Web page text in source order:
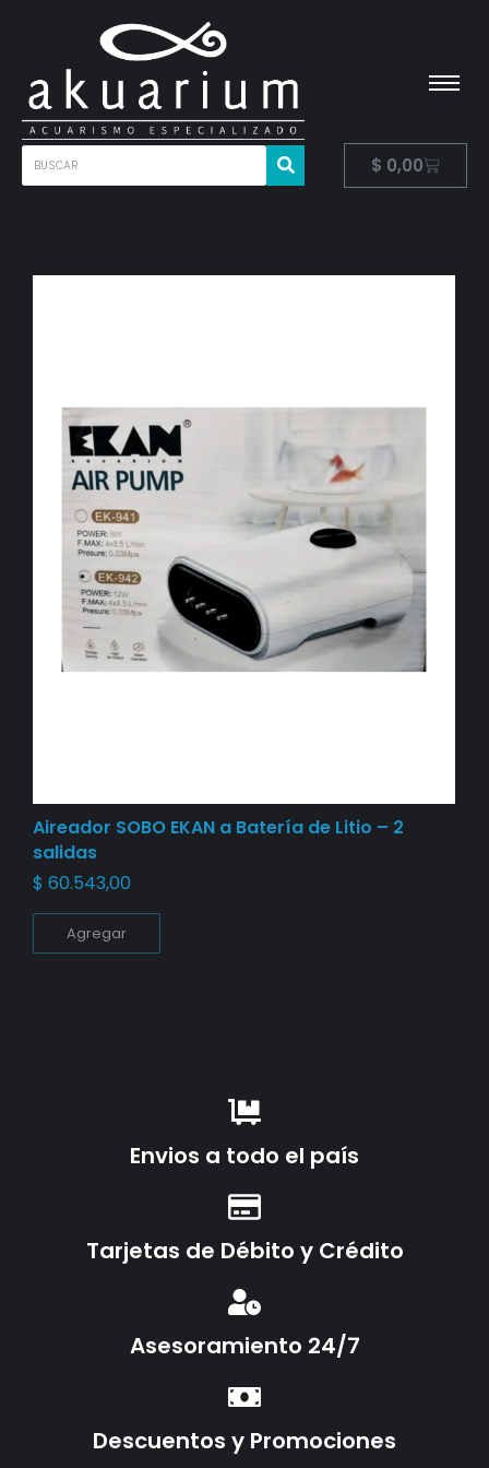
$ 0,00
Aireador SOBO EKAN a Batería de Litio – 2
salidas
$ 60.543,00
Agregar
Envios a todo el país
Tarjetas de Débito y Crédito
Asesoramiento 24/7
Descuentos y Promociones